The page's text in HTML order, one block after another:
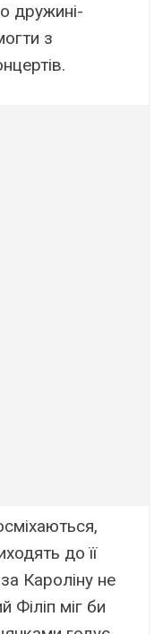
дружині-
з
до її
Кароліну не
міг би